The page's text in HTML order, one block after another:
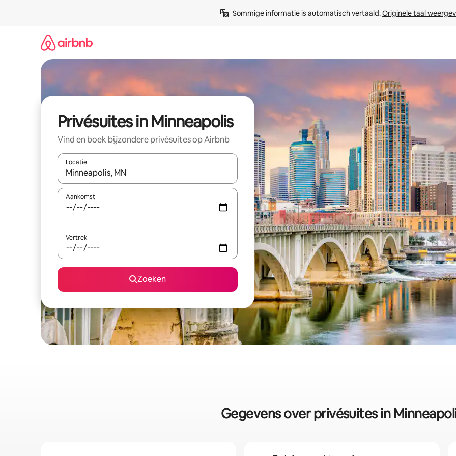
Sommige informatie is automatisch vertaald. Originele taal
Privésuites in Minneapolis
Vind en boek bijzondere privésuites op Airbnb
Locatie
Wanneer er resultaten beschikbaar zijn, maak je een keuze met je de pijltjestoetsen omhoog en omlaag, óf door te
Aankomst
Vertrek
Zoeken
Gegevens over privésuites in